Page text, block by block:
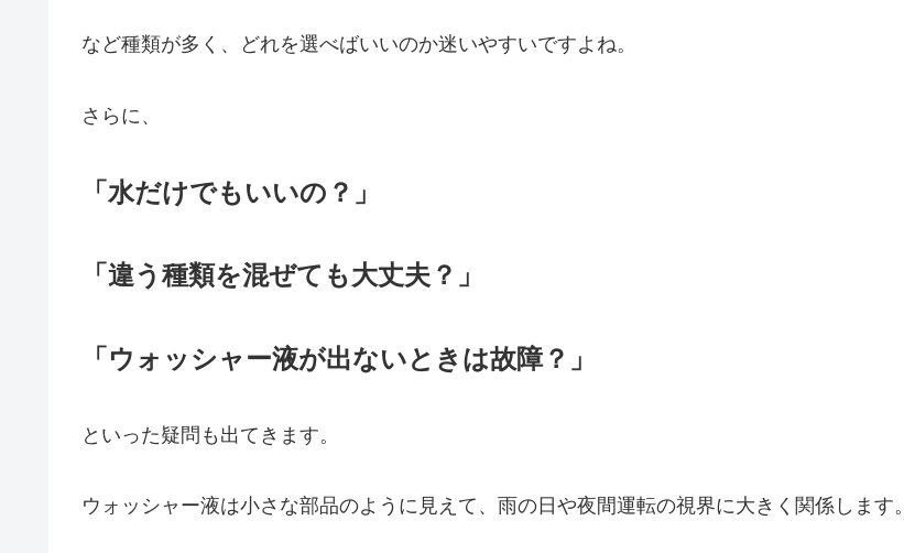
など種類が多く、どれを選べばいいのか迷いやすいですよね。
さらに、
「水だけでもいいの？」
「違う種類を混ぜても大丈夫？」
「ウォッシャー液が出ないときは故障？」
といった疑問も出てきます。
ウォッシャー液は小さな部品のように見えて、雨の日や夜間運転の視界に大きく関係します。